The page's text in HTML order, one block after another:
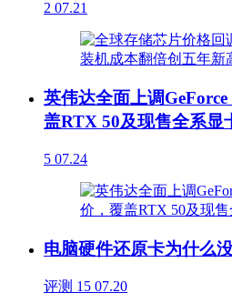
2 07.21
英伟达全面上调
盖RTX 50及现售全系显
5 07.24
电脑硬件还原卡为什么
评测 15 07.20